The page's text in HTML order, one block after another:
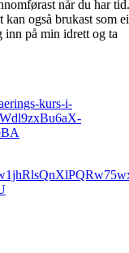
når du har tid.
også brukast som
inn på min idrett og ta
kurs-i-